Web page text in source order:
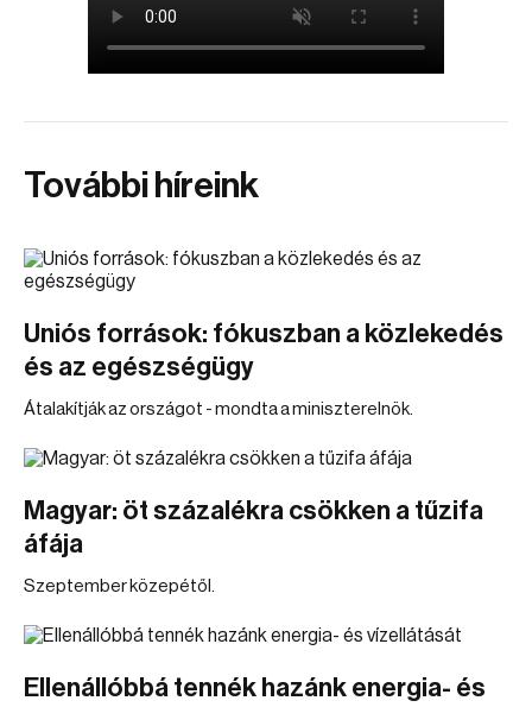
További híreink
Uniós források: fókuszban a közlekedés
és az egészségügy
Átalakítják az országot - mondta a miniszterelnök.
Magyar: öt százalékra csökken a tűzifa
áfája
Szeptember közepétől.
Ellenállóbbá tennék hazánk energia- és